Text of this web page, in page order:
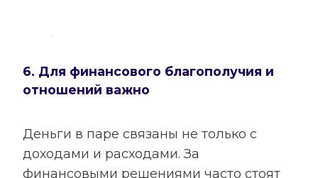
6. Для финансового благополучия и
отношений важно
Деньги в паре связаны не только с
доходами и расходами. За
финансовыми решениями часто стоят